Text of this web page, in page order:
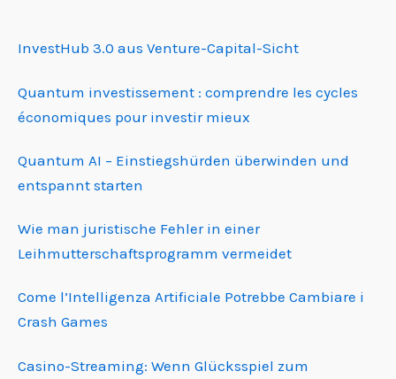
InvestHub 3.0 aus Venture-Capital-Sicht
Quantum investissement : comprendre les cycles
économiques pour investir mieux
Quantum AI – Einstiegshürden überwinden und
entspannt starten
Wie man juristische Fehler in einer
Leihmutterschafts­programm vermeidet
Come l’Intelligenza Artificiale Potrebbe Cambiare i
Crash Games
Casino-Streaming: Wenn Glücksspiel zum